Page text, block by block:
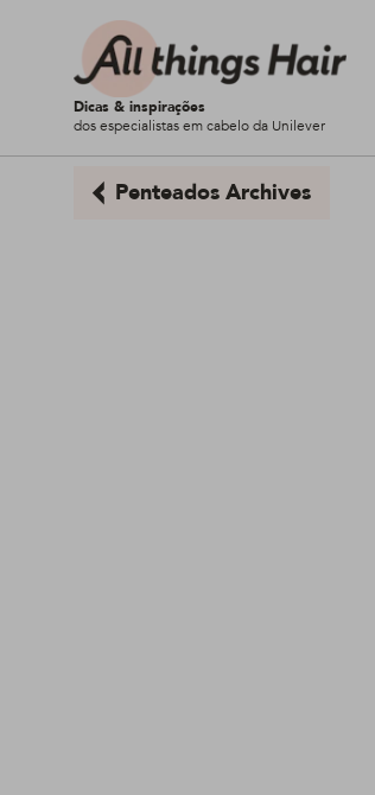
Dicas & inspirações
dos especialistas em cabelo da Unilever
Penteados Archives